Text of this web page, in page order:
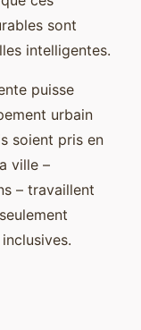
sont
intelligentes.
puisse
urbain
soient pris en
ville –
– travaillent